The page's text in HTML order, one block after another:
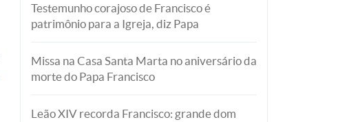
Testemunho corajoso de Francisco é
patrimônio para a Igreja, diz Papa
Missa na Casa Santa Marta no aniversário da
morte do Papa Francisco
Leão XIV recorda Francisco: grande dom